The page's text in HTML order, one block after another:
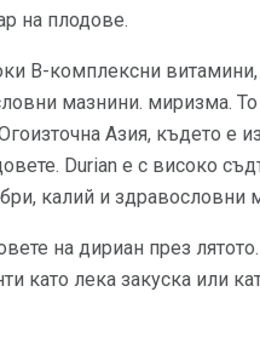
на плодове.
B-комплексни
мазнини. миризма. То
Азия, където е
Durian е с високо
калий и здравословни
на дириан през
като лека закуска или